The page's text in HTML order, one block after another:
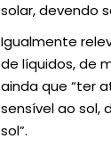
solar, devendo
Igualmente
de líquidos, de
ainda que “ter
sensível ao sol,
sol”.